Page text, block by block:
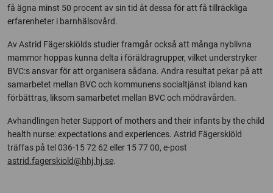
få ägna minst 50 procent av sin tid åt dessa för att få tillräckliga
erfarenheter i barnhälsovård.
Av Astrid Fägerskiölds studier framgår också att många nyblivna
mammor hoppas kunna delta i föräldragrupper, vilket understryker
BVC:s ansvar för att organisera sådana. Andra resultat pekar på att
samarbetet mellan BVC och kommunens socialtjänst ibland kan
förbättras, liksom samarbetet mellan BVC och mödravården.
Avhandlingen heter Support of mothers and their infants by the child
health nurse: expectations and experiences. Astrid Fägerskiöld
träffas på tel 036-15 72 62 eller 15 77 00, e-post
astrid.fagerskiold@hhj.hj.se.